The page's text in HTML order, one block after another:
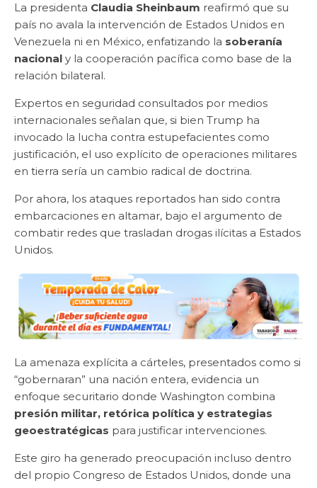
La presidenta Claudia Sheinbaum reafirmó que su
país no avala la intervención de Estados Unidos en
Venezuela ni en México, enfatizando la soberanía
nacional y la cooperación pacífica como base de la
relación bilateral.
Expertos en seguridad consultados por medios
internacionales señalan que, si bien Trump ha
invocado la lucha contra estupefacientes como
justificación, el uso explícito de operaciones militares
en tierra sería un cambio radical de doctrina.
Por ahora, los ataques reportados han sido contra
embarcaciones en altamar, bajo el argumento de
combatir redes que trasladan drogas ilícitas a Estados
Unidos.
La amenaza explícita a cárteles, presentados como si
“gobernaran” una nación entera, evidencia un
enfoque securitario donde Washington combina
presión militar, retórica política y estrategias
geoestratégicas para justificar intervenciones.
Este giro ha generado preocupación incluso dentro
del propio Congreso de Estados Unidos, donde una